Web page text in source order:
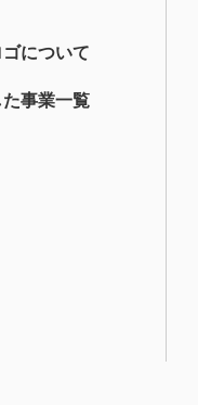
について
事業一覧